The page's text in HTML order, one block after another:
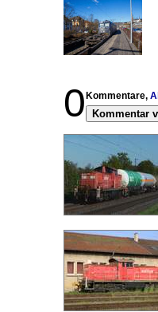
0 Kommentare,
Kommentar